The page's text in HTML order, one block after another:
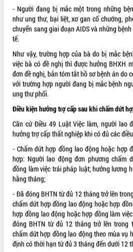
ĐIỂM TIN VĂN BẢN
QUY HOẠCH - KẾ HOẠCH
VIDEO
Không có file video nào để phát.
- Người đang bị mắc một trong những
như ung thư, bại liệt, xơ gan cổ chướng,
chuyển sang giai đoạn AIDS và những
tế.
Như vậy, trường hợp của bà do bị mắc
việc bà có đề nghị thì được hưởng BHXH
đơn đề nghị, bản tóm tắt hồ sơ bệnh án do
với trường hợp người đang bị mắc bệnh
ung thư phổi.
Điều kiện hưởng trợ cấp sau khi chấm dứt
Căn cứ Điều 49 Luật Việc làm, người lao
hưởng trợ cấp thất nghiệp khi có đủ các
- Chấm dứt hợp đồng lao động hoặc hợp
hợp: Người lao động đơn phương chấm
đồng làm việc trái pháp luật; hưởng lương
hằng tháng;
- Đã đóng BHTN từ đủ 12 tháng trở lên
chấm dứt hợp đồng lao động hoặc hợp
hợp đồng lao động hoặc hợp đồng làm
đóng BHTN từ đủ 12 tháng trở lên trong
chấm dứt hợp đồng lao động theo mùa vụ
định có thời hạn từ đủ 3 tháng đến dưới 12